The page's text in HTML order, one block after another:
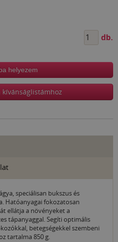
db.
helyezem
kívánságlistámhoz
speciálisan bukszus és
Hatóanyagai fokozatosan
ellátja a növényeket a
tápanyaggal. Segíti optimális
betegségekkel szembeni
tartalma 850 g.